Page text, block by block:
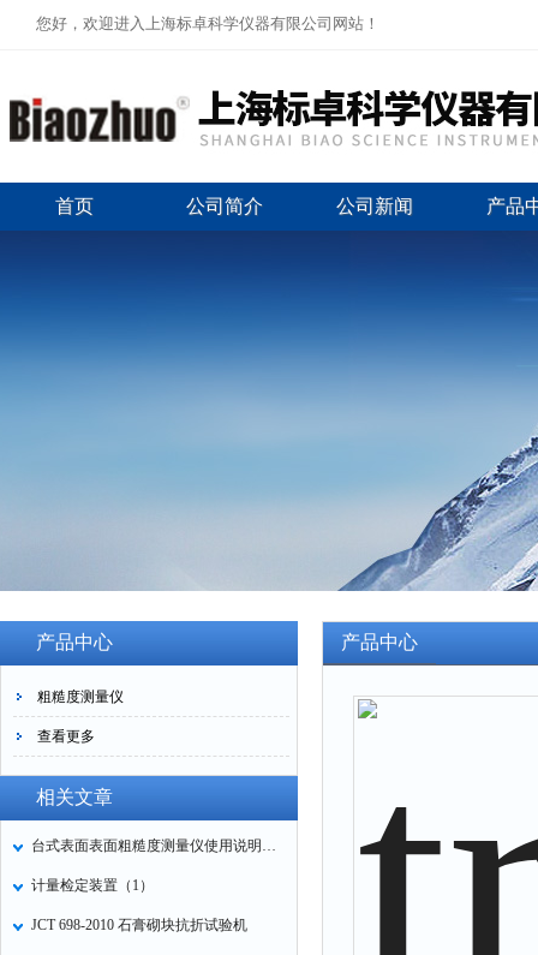
您好，欢迎进入上海标卓科学仪器有限公司网站！
首页 公司简介 公司新闻 产品
产品中心
粗糙度测量仪
查看更多
相关文章
台式表面表面粗糙度测量仪使用说明书（一）
计量检定装置（1）
JCT 698-2010 石膏砌块抗折试验机
产品中心